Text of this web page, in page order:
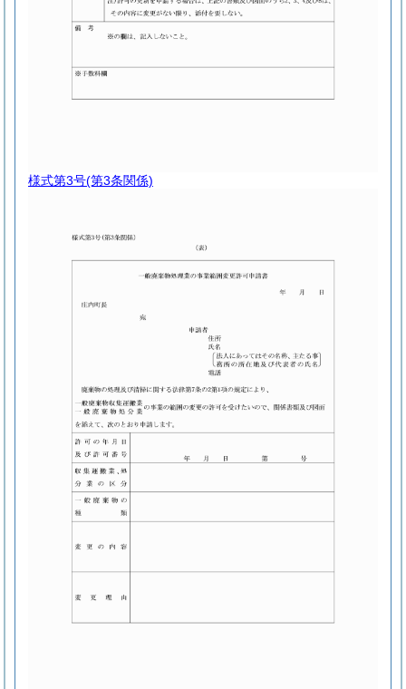
様式第3号(第3条関係)